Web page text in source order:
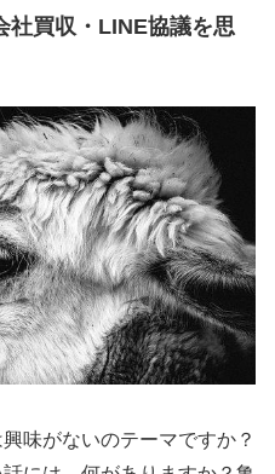
社買収・LINE協議を思
味がないのテーマですか？